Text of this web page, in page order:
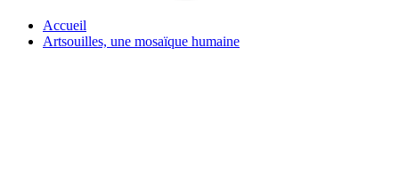
Accueil
Artsouilles, une mosaïque humaine